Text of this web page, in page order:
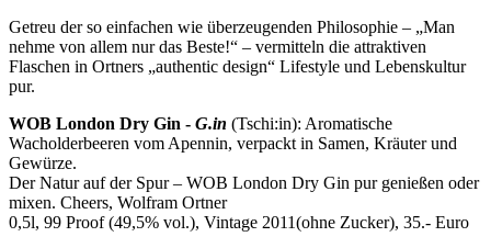
Getreu der so einfachen wie überzeugenden Philosophie – „Man
nehme von allem nur das Beste!“ – vermitteln die attraktiven
Flaschen in Ortners „authentic design“ Lifestyle und Lebenskultur
pur.
WOB London Dry Gin - G.in (Tschi:in): Aromatische
Wacholderbeeren vom Apennin, verpackt in Samen, Kräuter und
Gewürze.
Der Natur auf der Spur – WOB London Dry Gin pur genießen oder
mixen. Cheers, Wolfram Ortner
0,5l, 99 Proof (49,5% vol.), Vintage 2011(ohne Zucker), 35.- Euro